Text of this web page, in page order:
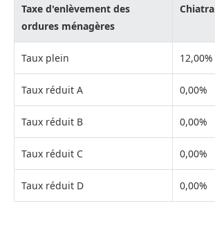
Taxe d'enlèvement des
ordures ménagères
Chiatra
Taux plein 12,00%
Taux réduit A 0,00%
Taux réduit B 0,00%
Taux réduit C 0,00%
Taux réduit D 0,00%